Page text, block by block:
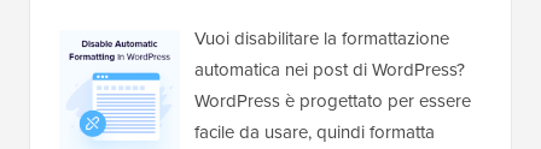
Vuoi disabilitare la formattazione
automatica nei post di WordPress?
WordPress è progettato per essere
facile da usare, quindi formatta